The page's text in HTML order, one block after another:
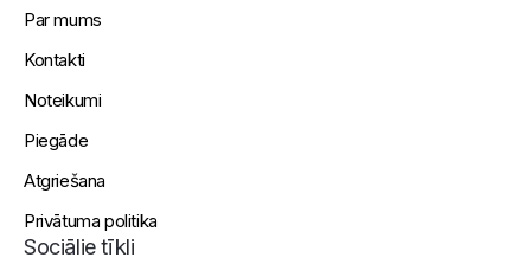
Par mums
Kontakti
Noteikumi
Piegāde
Atgriešana
Privātuma politika
Sociālie tīkli